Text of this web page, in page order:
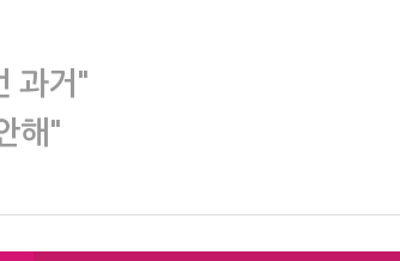
과거"
해"